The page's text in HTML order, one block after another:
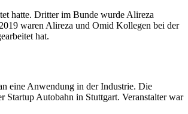
hatte. Dritter im Bunde wurde Alireza
waren Alireza und Omid Kollegen bei der
hat.
eine Anwendung in der Industrie. Die
Startup Autobahn in Stuttgart. Veranstalter war